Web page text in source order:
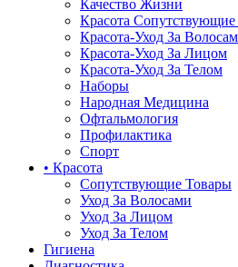
Качество Жизни
Красота
Красота-Уход За
Красота-Уход За Лицом
Красота-Уход За Телом
Наборы
Народная Медицина
Офтальмология
Профилактика
Спорт
• Красота
Сопутствующие Товары
Уход За Волосами
Уход За Лицом
Уход За Телом
Гигиена